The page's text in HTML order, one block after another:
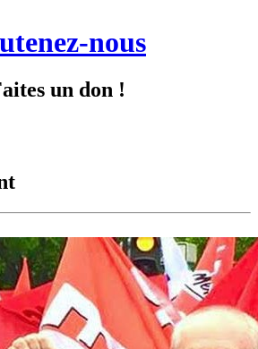
nous
un don !